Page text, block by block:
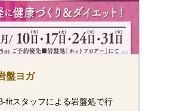
盤ヨガ
fitスタッフによる岩盤処で行